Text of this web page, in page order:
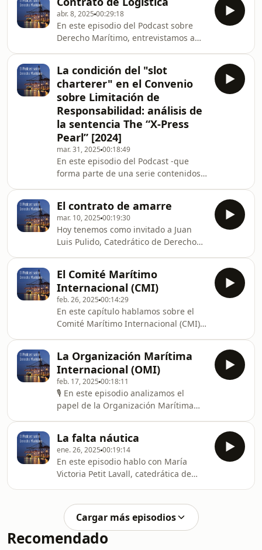
Fimbank Plc v KCH Shipping Co Ltd
(The Giant Ace) [2024] sobre la
aplicación del plazo de caducidad
anual establecido en las Reglas de La
Haya-Visby a reclamaciones por
entrega indebida de las mercancías
(misdelivery) ocurridas tras la
descarga. La sentencia confirma
abr. 8, 2025 00:29:18
En este episodio del Podcast sobre
Derecho Marítimo, entrevistamos a
abogado en Derecho del Transporte y
Logística. Javier, analizan el contrato
de logística como figura contractual
atípica y diferenciada del transporte,
caracterizada por su flexibilidad,
amplitud de servicios y enfoque
estratégico. Javier subraya los
desafíos regul
La condición del "slot
charterer" en el Convenio
sobre Limitación de
Responsabilidad: análisis de
la sentencia The “X‑Press
Pearl” [2024]
mar. 31, 2025 00:18:49
En este episodio del Podcast -que
forma parte de una serie contenidos
Marítimo Internacional del IME-
comentamos la sentencia The
&quot;X‑Press Pearl&quot; [2024]
EWHC 3174, que analiza el ámbito
subjetivo del Convenio sobre
Limitación de la Responsabilidad por
créditos marítimos (Convenio LLMC de
1976/1996), y en concreto centr
El contrato de amarre
mar. 10, 2025 00:19:30
Hoy tenemos como invitado a Juan
Luis Pulido, Catedrático de Derecho
amarre. Veremos qué es, cuál es su
naturaleza jurídica, cuáles son las
obligaciones o prestaciones de este
contrato y el régimen de
responsabilidad de las partes.
El Comité Marítimo
Internacional (CMI)
feb. 26, 2025 00:14:29
En este capítulo hablamos sobre el
Comité Marítimo Internacional (CMI).
composición y, por último, cuáles son
los principales instrumentos jurídicos
que ha elaborado.
La Organización Marítima
Internacional (OMI)
feb. 17, 2025 00:18:11
🎙️ En este episodio analizamos el
papel de la Organización Marítima
su origen, estructura organizativa,
principales instrumentos jurídicos y
los desafíos que enfrenta en el futuro.
La falta náutica
ene. 26, 2025 00:19:14
En este episodio hablo con María
Victoria Petit Lavall, catedrática de
náutica. Profundizamos en cuestiones
clave como el origen y los
fundamentos de la culpa náutica, su
relación con la navegabilidad del
Cargar más episodios
Recomendado